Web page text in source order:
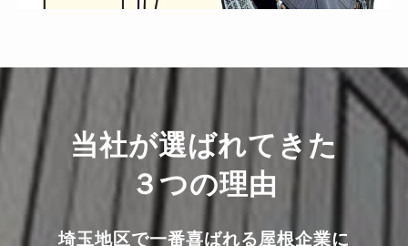
当社が選ばれてきた
３つの理由
埼玉地区で一番喜ばれる屋根企業に